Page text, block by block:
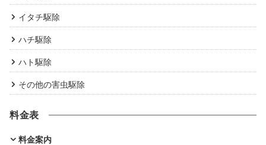
イタチ駆除
ハチ駆除
ハト駆除
その他の害虫駆除
料金表
料金案内